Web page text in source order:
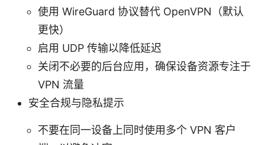
使用 WireGuard 协议替代 OpenVPN（默认
更快）
启用 UDP 传输以降低延迟
关闭不必要的后台应用，确保设备资源专注于
VPN 流量
安全合规与隐私提示
不要在同一设备上同时使用多个 VPN 客户